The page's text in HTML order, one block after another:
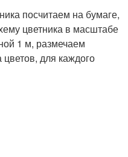
посчитаем на бумаге,
цветника в масштабе
1 м, размечаем
для каждого